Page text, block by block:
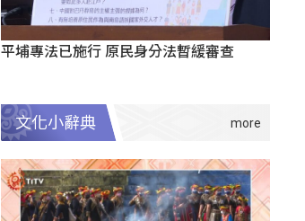
平埔專法已施行 原民身分法暫緩審查
文化小辭典